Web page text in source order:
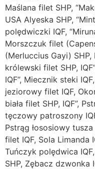
Maślana filet SHP,
USA Alyeska SHP,
polędwiczki IQF,
Morszczuk filet
(Merluccius Gayi)
królewski filet SHP,
IQF”, Miecznik steki
jeziorowy filet IQF,
biała filet SHP, IQF”,
tęczowy patroszony
Pstrąg łososiowy tusza
filet IQF, Sola Limanda
Tuńczyk polędwica
SHP, Zębacz dzwonka